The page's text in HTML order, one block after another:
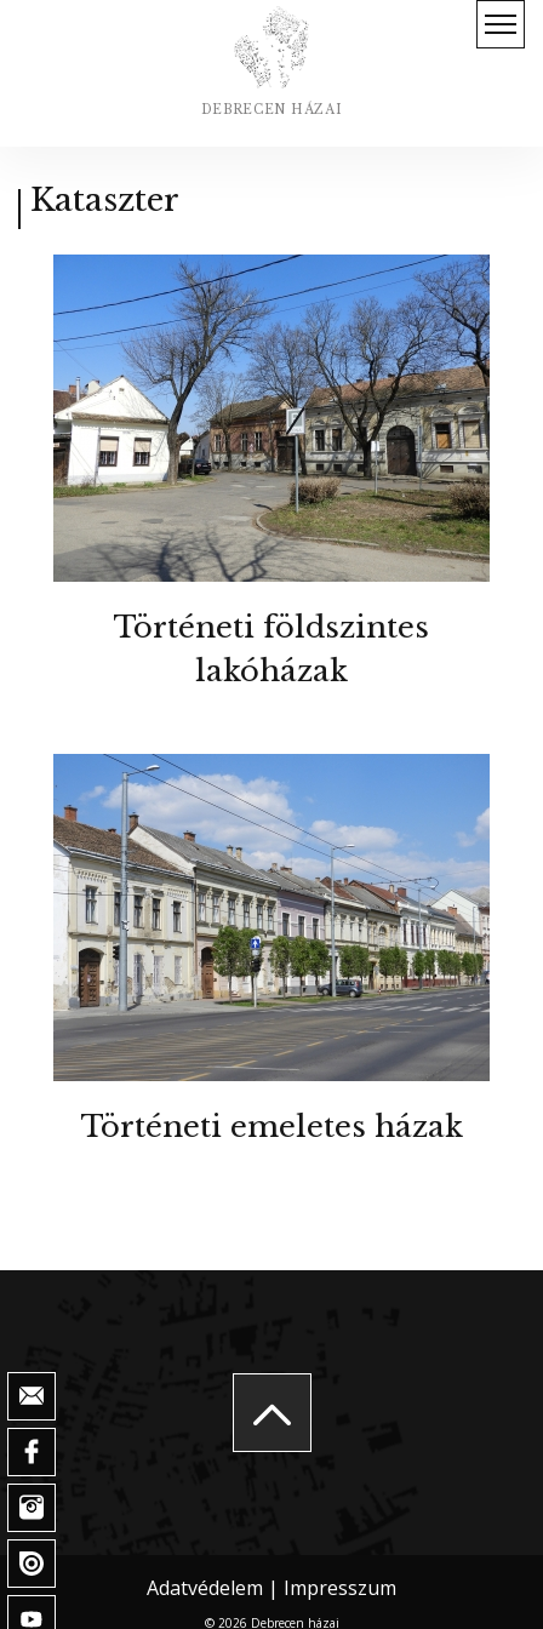
DEBRECEN HÁZAI
Kataszter
Történeti földszintes
lakóházak
Történeti emeletes házak
© 2026 Debrecen házai
Adatvédelem | Impresszum